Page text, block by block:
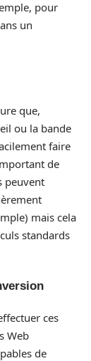
pour
un
que,
ou la bande
faire
de
peuvent
mais cela
standards
ces
Web
de